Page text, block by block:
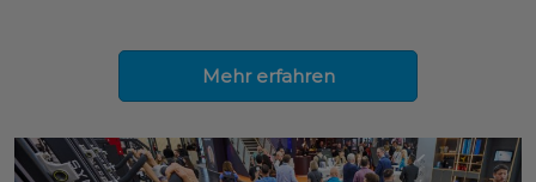
Mehr erfahren